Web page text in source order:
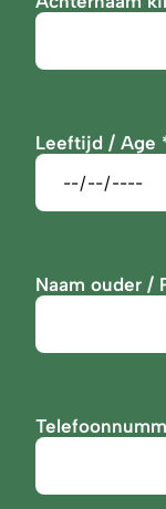
Leeftijd / Age
Naam ouder /